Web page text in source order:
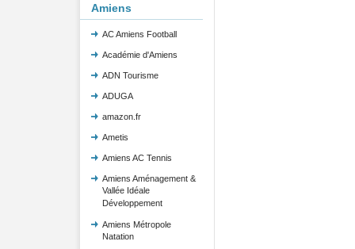
Amiens
AC Amiens Football
Académie d'Amiens
ADN Tourisme
ADUGA
amazon.fr
Ametis
Amiens AC Tennis
Amiens Aménagement &
Vallée Idéale
Développement
Amiens Métropole
Natation